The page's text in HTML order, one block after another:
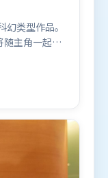
类型作品。
随主角一起经
奏，文戏部
正宇、黄
影片于2025